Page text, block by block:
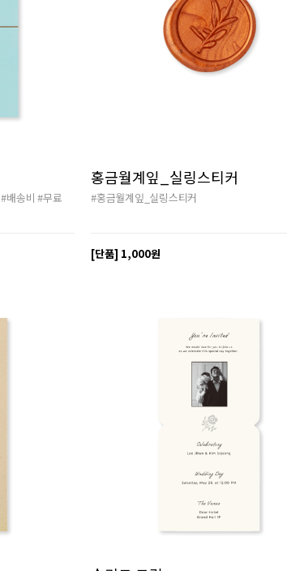
#배송비 #무료
홍금월계잎_실링스티커
#홍금월계잎_실링스티커
[단품] 1,000원